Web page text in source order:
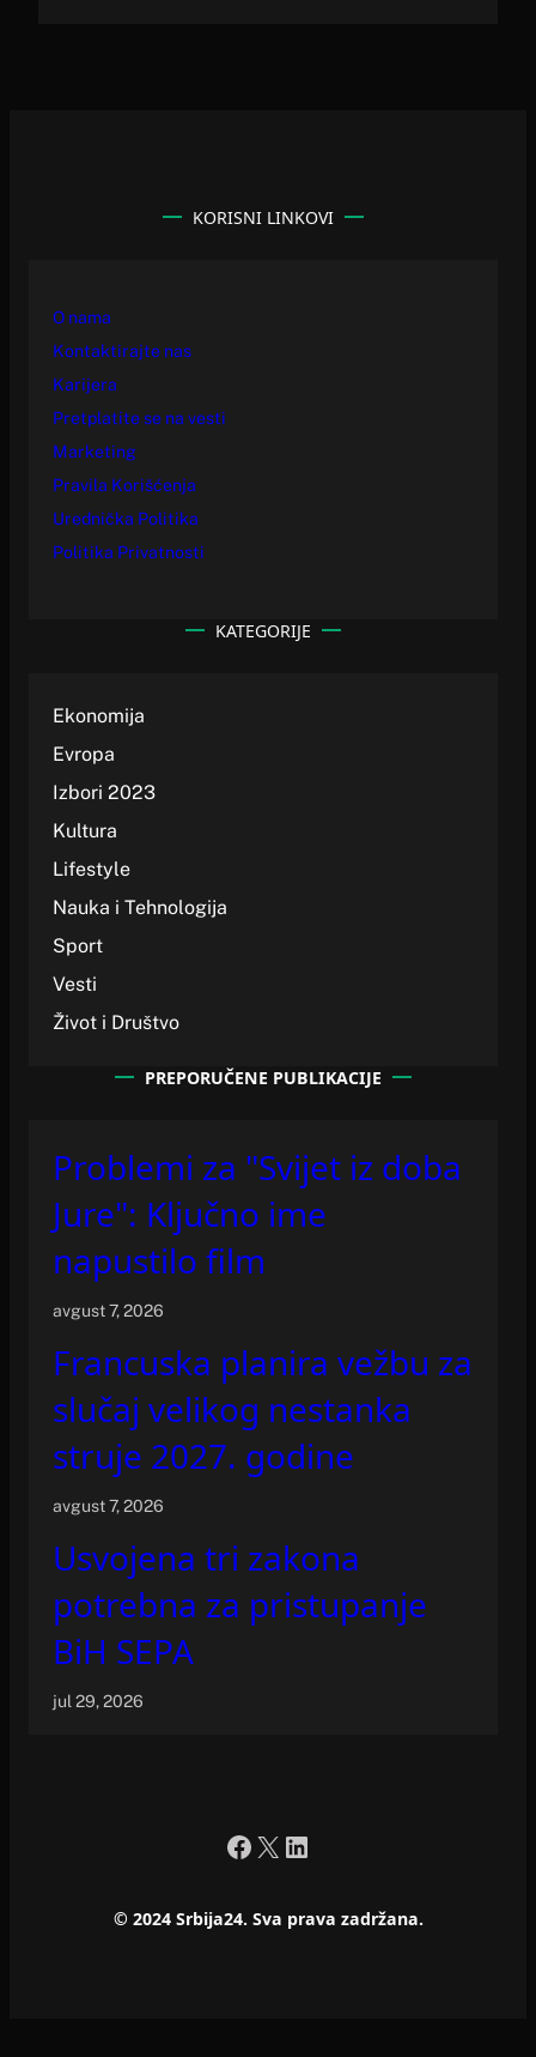
KORISNI LINKOVI
O nama
Kontaktirajte nas
Karijera
Pretplatite se na vesti
Marketing
Pravila Korišćenja
Urednička Politika
Politika Privatnosti
KATEGORIJE
Ekonomija
Evropa
Izbori 2023
Kultura
Lifestyle
Nauka i Tehnologija
Sport
Vesti
Život i Društvo
PREPORUČENE PUBLIKACIJE
Problemi za "Svijet iz doba
Jure": Ključno ime
napustilo film
avgust 7, 2026
Francuska planira vežbu za
slučaj velikog nestanka
struje 2027. godine
avgust 7, 2026
Usvojena tri zakona
potrebna za pristupanje
BiH SEPA
jul 29, 2026
Facebook
X LinkedIn
© 2024 Srbija24. Sva prava zadržana.